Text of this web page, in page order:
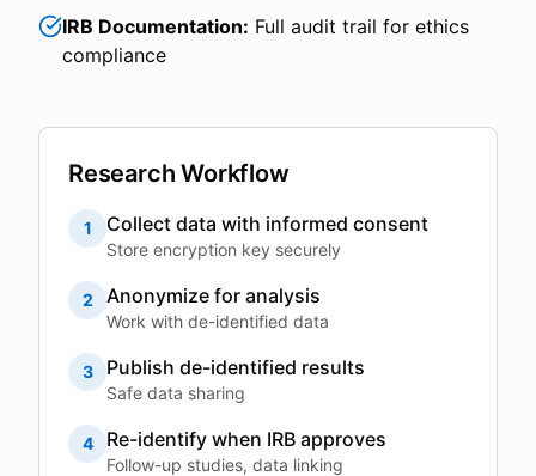
IRB Documentation: Full audit trail for ethics
compliance
Research Workflow
1 Collect data with informed consent
Store encryption key securely
2 Anonymize for analysis
Work with de-identified data
3 Publish de-identified results
Safe data sharing
4 Re-identify when IRB approves
Follow-up studies, data linking